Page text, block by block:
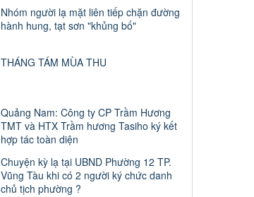
Nhóm người lạ mặt liên tiếp chặn đường
hành hung, tạt sơn "khủng bố"
THÁNG TÁM MÙA THU
Quảng Nam: Công ty CP Trầm Hương
TMT và HTX Trầm hương Tasiho ký kết
hợp tác toàn diện
Chuyện kỳ lạ tại UBND Phường 12 TP.
Vũng Tàu khi có 2 người ký chức danh
chủ tịch phường ?